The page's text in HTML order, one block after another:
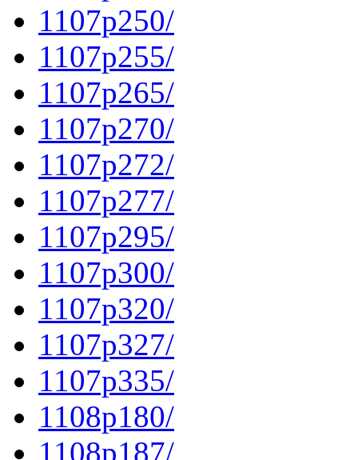
1107p250/
1107p255/
1107p265/
1107p270/
1107p272/
1107p277/
1107p295/
1107p300/
1107p320/
1107p327/
1107p335/
1108p180/
1108p187/